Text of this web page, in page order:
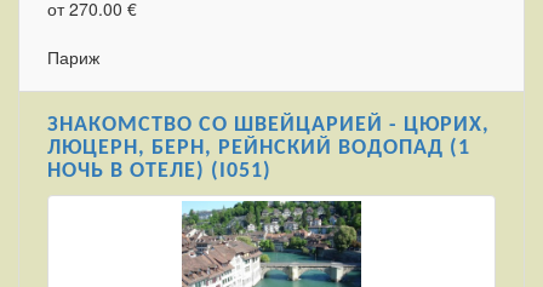
от 270.00 €
Париж
ЗНАКОМСТВО СО ШВЕЙЦАРИЕЙ - ЦЮРИХ,
ЛЮЦЕРН, БЕРН, РЕЙНСКИЙ ВОДОПАД (1
НОЧЬ В ОТЕЛЕ) (I051)